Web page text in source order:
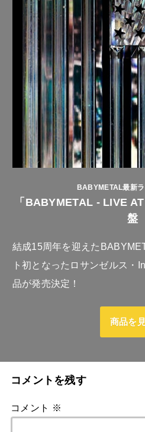
BABYMETAL最新
「BABYMETAL - LIVE
盤
結成15周年を迎えた
ト初となったロサンゼルス・
品が発売決定！
商品を
コメントを残す
コメント ※